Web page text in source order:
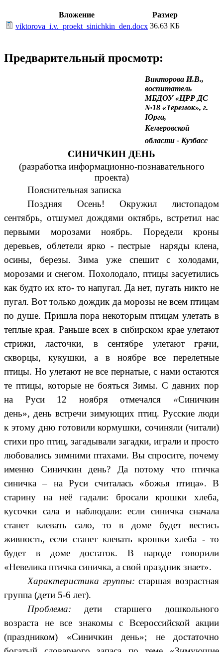
Вложение
Размер
viktorova_i.v._proekt_sinichkin_den.docx 36.63 КБ
Предварительный просмотр:
Викторова И.В.,
воспитатель
МБДОУ «ЦРР ДС
№18 «Теремок», г.
Юрга,
Кемеровской
области - Кузбасс
СИНИЧКИН ДЕНЬ
(разработка информационно-познавательного
проекта)
Пояснительная записка
Поздняя Осень! Окружил листопадом
сентябрь, отшумел дождями октябрь, встретил нас
первыми морозами ноябрь. Поредели кроны
деревьев, облетели ярко - пестрые наряды клена,
осины, березы. Зима уже спешит с холодами,
морозами и снегом. Похолодало, птицы засуетились
как будто их кто- то напугал. Да нет, пугать никто не
пугал. Вот только дождик да морозы не всем птицам
по душе. Пришла пора некоторым птицам улетать в
теплые края. Раньше всех в сибирском крае улетают
стрижи, ласточки, в сентябре улетают грачи,
скворцы, кукушки, а в ноябре все перелетные
птицы. Но улетают не все пернатые, с нами остаются
те птицы, которые не бояться Зимы. С давних пор
на Руси 12 ноября отмечался «Синичкин
день», день встречи зимующих птиц. Русские люди
к этому дню готовили кормушки, сочиняли (читали)
стихи про птиц, загадывали загадки, играли и просто
любовались зимними птахами. Вы спросите, почему
именно Синичкин день? Да потому что птичка
синичка – на Руси считалась «божья птица». В
старину на неё гадали: бросали крошки хлеба,
кусочки сала и наблюдали: если синичка сначала
станет клевать сало, то в доме будет вестись
живность, если станет клевать крошки хлеба - то
будет в доме достаток. В народе говорили
«Невелика птичка синичка, а свой праздник знает».
Характеристика группы:старшая возрастная
группа (дети 5-6 лет).
Проблема: дети старшего дошкольного
возраста не все знакомы с Всероссийской акции
(праздником) «Синичкин день»; не достаточно